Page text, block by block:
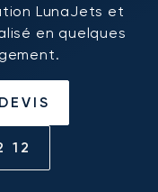
LunaJets et
en quelques
12